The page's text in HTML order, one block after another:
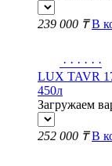
239 000 ₸ В
· · · · · ·
LUX TAVR
450л
Загружаем
252 000 ₸ В